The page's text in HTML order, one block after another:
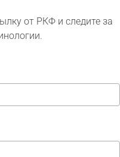
от РКФ и следите за